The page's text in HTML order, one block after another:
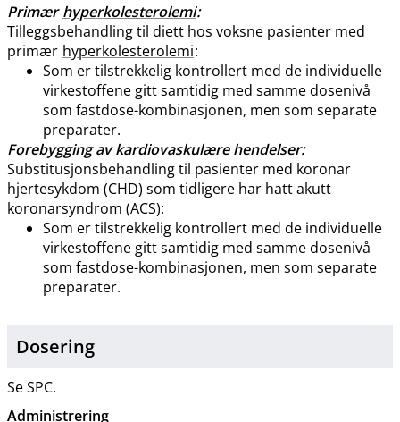
Primærhyperkolesterolemi:
Tilleggsbehandling til diett hos voksne pasienter med
primær hyperkolesterolemi:
Som er tilstrekkelig kontrollert med de individuelle
virkestoffene gitt samtidig med samme dosenivå
som fastdose-kombinasjonen, men som separate
preparater.
Forebygging av kardiovaskulære hendelser:
Substitusjonsbehandling til pasienter med koronar
hjertesykdom (CHD) som tidligere har hatt akutt
koronarsyndrom (ACS):
Som er tilstrekkelig kontrollert med de individuelle
virkestoffene gitt samtidig med samme dosenivå
som fastdose-kombinasjonen, men som separate
preparater.
Dosering
Se SPC.
Administrering